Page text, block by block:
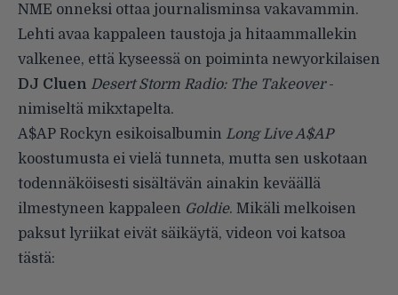
NME onneksi ottaa journalisminsa vakavammin.
Lehti avaa kappaleen taustoja ja hitaammallekin
valkenee, että kyseessä on poiminta newyorkilaisen
DJ Cluen Desert Storm Radio: The Takeover-
nimiseltä mikxtapelta.
A$AP Rockyn esikoisalbumin Long Live A$AP
koostumusta ei vielä tunneta, mutta sen uskotaan
todennäköisesti sisältävän ainakin keväällä
ilmestyneen kappaleen Goldie. Mikäli melkoisen
paksut lyriikat eivät säikäytä, videon voi katsoa
tästä: